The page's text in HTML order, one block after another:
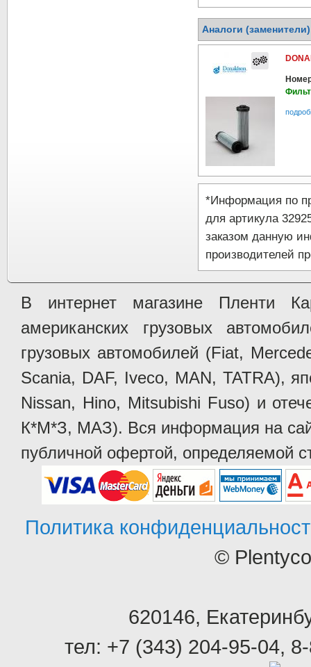
Аналоги
*Информация по
для артикула
заказом данную
производителей
В интернет магазине Пленти
американских грузовых
грузовых автомобилей (Fiat,
Scania, DAF, Iveco, MAN, TATRA),
Nissan, Hino, Mitsubishi Fuso) и
К*М*З, МАЗ). Вся информация на
публичной офертой, определяемой
Политика
©
620146,
тел: +7 (343) 204-95-04,